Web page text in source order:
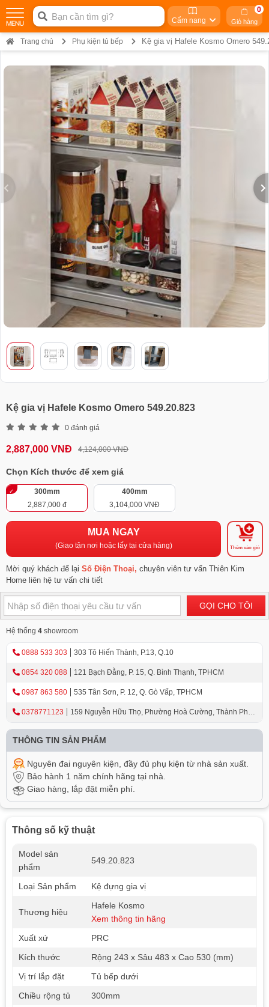
Cẩm nang Giỏ hàng
0
Trang chủ Phụ kiện tủ bếp Kệ gia vị Hafele Kosmo Omero
Kệ gia vị Hafele Kosmo Omero 549.20.823
0 đánh giá
2,887,000 VNĐ 4,124,000 VNĐ
Chọn Kích thước để xem giá
300mm
2,887,000 đ
400mm
3,104,000 VNĐ
MUA NGAY
(Giao tận nơi hoặc lấy tại cửa hàng) Thêm vào giỏ
Mời quý khách để lại Số Điện Thoại, chuyên viên tư vấn Thiên Kim
Home liên hệ tư vấn chi tiết
GỌI CHO TÔI
Hệ thống 4 showroom
0888 533 303 303 Tô Hiến Thành, P.13, Q.10
0854 320 088 121 Bạch Đằng, P. 15, Q. Bình Thạnh, TPHCM
0987 863 580 535 Tân Sơn, P. 12, Q. Gò Vấp, TPHCM
0378771123
159 Nguyễn Hữu Thọ, Phường Hoà Cường, Thành Phố
THÔNG TIN SẢN PHẨM
Nguyên đai nguyên kiện, đầy đủ phụ kiện từ nhà sản xuất.
Bảo hành 1 năm chính hãng tại nhà.
Giao hàng, lắp đặt miễn phí.
Thông số kỹ thuật
Model sản
phẩm
549.20.823
Loại Sản phẩm Kệ đựng gia vị
Thương hiệu
Hafele Kosmo
Xem thông tin hãng
Xuất xứ
PRC
Kích thước
Rộng 243 x Sâu 483 x Cao 530 (mm)
Vị trí lắp đặt
Tủ bếp dưới
Chiều rộng tủ
300mm